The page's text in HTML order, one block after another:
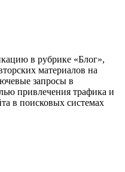
в рубрике «Блог»,
материалов на
запросы в
привлечения трафика и
в поисковых системах